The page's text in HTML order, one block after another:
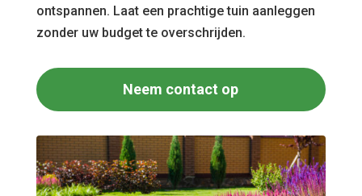
ontspannen. Laat een prachtige tuin aanleggen
zonder uw budget te overschrijden.
Neem contact op